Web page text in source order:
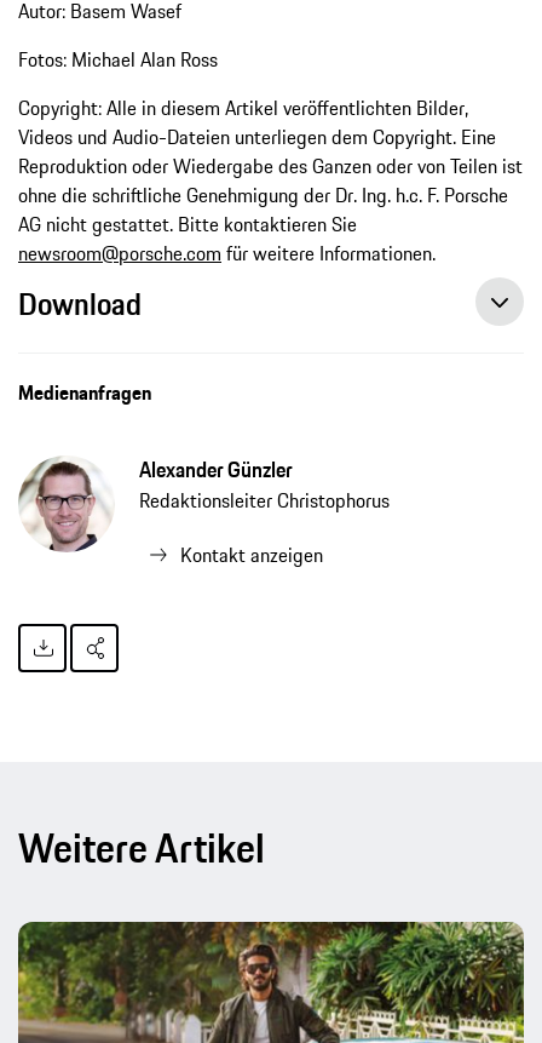
Autor: Basem Wasef
Fotos: Michael Alan Ross
Copyright: Alle in diesem Artikel veröffentlichten Bilder,
Videos und Audio-Dateien unterliegen dem Copyright. Eine
Reproduktion oder Wiedergabe des Ganzen oder von Teilen ist
ohne die schriftliche Genehmigung der Dr. Ing. h.c. F. Porsche
AG nicht gestattet. Bitte kontaktieren Sie
newsroom@porsche.com für weitere Informationen.
Download
Medienanfragen
Alexander Günzler
Redaktionsleiter Christophorus
Kontakt anzeigen
Weitere Artikel